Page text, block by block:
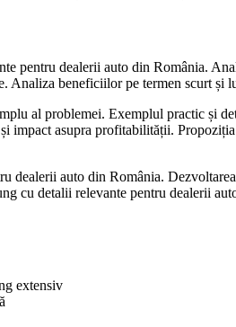
pentru dealerii auto din România.
Analiza beneficiilor pe termen scurt
al problemei. Exemplul practic și
impact asupra profitabilității.
dealerii auto din România.
cu detalii relevante pentru dealerii
extensiv